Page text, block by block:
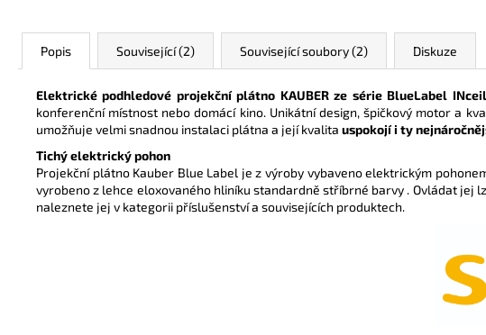
Popis Související (2) Související soubory (2) Diskuze
Elektrické podhledové projekční plátno KAUBER ze série BlueLabel
konferenční místnost nebo domácí kino. Unikátní design, špičkový motor a
umožňuje velmi snadnou instalaci plátna a její kvalita uspokojí i ty
Tichý elektrický pohon
Projekční plátno Kauber Blue Label je z výroby vybaveno elektrickým
vyrobeno z lehce eloxovaného hliníku standardně stříbrné barvy . Ovládat jej
naleznete jej v kategorii příslušenství a souvisejících produktech.